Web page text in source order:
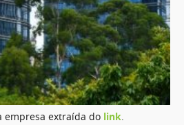
empresa extraída do link.